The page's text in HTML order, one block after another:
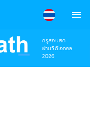
ครูสอนสด
ผ่านวิดีโอคอล
2026